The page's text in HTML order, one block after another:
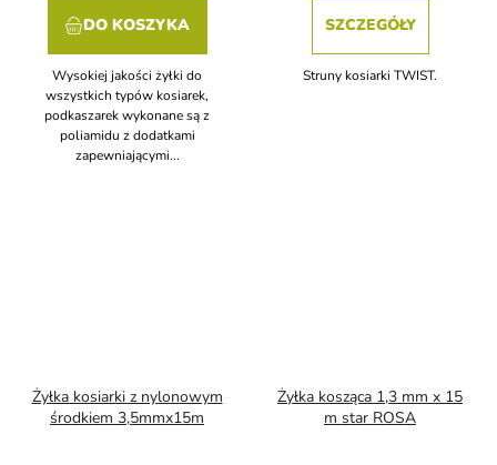
DO KOSZYKA
Wysokiej jakości żyłki do
wszystkich typów kosiarek,
podkaszarek wykonane są z
poliamidu z dodatkami
zapewniającymi...
SZCZEGÓŁY
Struny kosiarki TWIST.
Żyłka kosiarki z nylonowym
środkiem 3,5mmx15m
Żyłka kosząca 1,3 mm x 15
m star ROSA